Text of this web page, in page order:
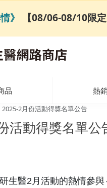
品 熱
2025-2月份活動得獎名單公告
活動得獎名單公
生醫2月活動的熱情參與
》 【08/06-08/10限